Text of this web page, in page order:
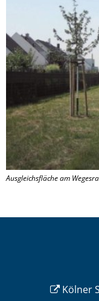
Ausgleichsfläche am
Kölner